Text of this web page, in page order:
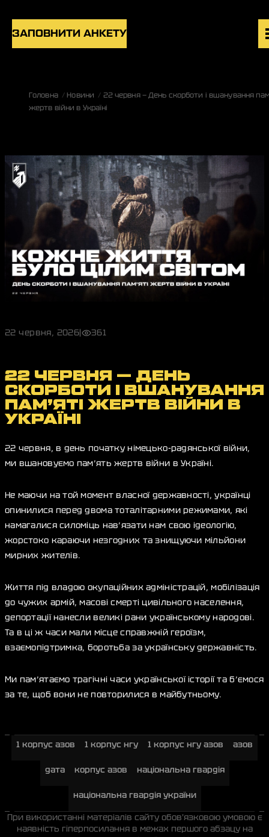
ЗАПОВНИТИ АНКЕТУ
ПІДРОЗДІЛИ
UK EN
Головна Новини
22 червня — День скорботи і вшанування
жертв війни в Україні
22 червня, 2026| 361
22 ЧЕРВНЯ — ДЕНЬ
СКОРБОТИ І ВШАНУВАННЯ
ПАМ’ЯТІ ЖЕРТВ ВІЙНИ В
УКРАЇНІ
22 червня, в день початку німецько-радянської війни,
ми вшановуємо пам’ять жертв війни в Україні.
Не маючи на той момент власної державності, українці
опинилися перед двома тоталітарними режимами, які
намагалися силоміць нав’язати нам свою ідеологію,
жорстоко караючи незгодних та знищуючи мільйони
мирних жителів.
Життя під владою окупаційних адміністрацій, мобілізація
до чужих армій, масові смерті цивільного населення,
депортації нанесли великі рани українському народові.
Та в ці ж часи мали місце справжній героїзм,
взаємопідтримка, боротьба за українську державність.
Ми пам’ятаємо трагічні часи української історії та б’ємося
за те, щоб вони не повторилися в майбутньому.
1 корпус азов 1 корпус нгу 1 корпус нгу азов азов
дата корпус азов національна гвардія
національна гвардія україни
При використанні матеріалів сайту обов'язковою умовою є
наявність гіперпосилання в межах першого абзацу на